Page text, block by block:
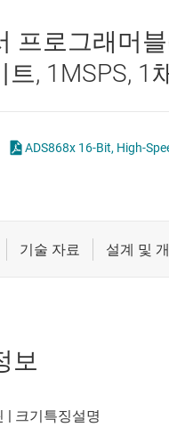
이터 컨버터
로직 및 전압 변환
배터리 관리 IC
디지털-
아날로
프로그래머블
, 1MSPS, 1
보